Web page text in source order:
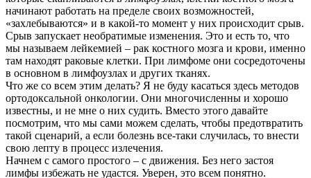
начинают работать на пределе своих возможностей,
«захлебываются» и в какой-то момент у них происходит срыв.
Срыв запускает необратимые изменения. Это и есть то, что
мы называем лейкемией – рак костного мозга и крови, именно
там находят раковые клетки. При лимфоме они сосредоточены
в основном в лимфоузлах и других тканях.
Что же со всем этим делать? Я не буду касаться здесь методов
ортодоксальной онкологии. Они многочисленны и хорошо
известны, и не мне о них судить. Вместо этого давайте
посмотрим, что мы сами можем сделать, чтобы предотвратить
такой сценарий, а если болезнь все-таки случилась, то внести
свою лепту в процесс излечения.
Начнем с самого простого – с движения. Без него застоя
лимфы избежать не удастся. Уверен, это всем понятно.